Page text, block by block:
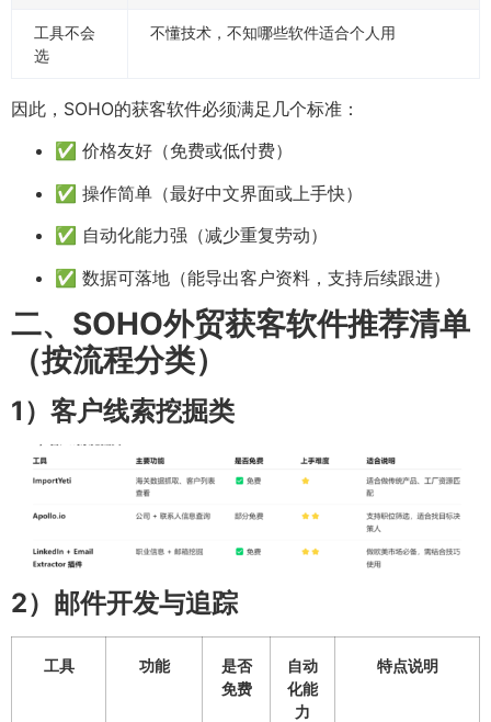
工具不会
选
不懂技术，不知哪些软件适合个人用
因此，SOHO的获客软件必须满足几个标准：
✅ 价格友好（免费或低付费）
✅ 操作简单（最好中文界面或上手快）
✅ 自动化能力强（减少重复劳动）
✅ 数据可落地（能导出客户资料，支持后续跟进）
二、SOHO外贸获客软件推荐清单
（按流程分类）
1）客户线索挖掘类
2）邮件开发与追踪
工具 功能
是否
免费
自动
化能
力
特点说明